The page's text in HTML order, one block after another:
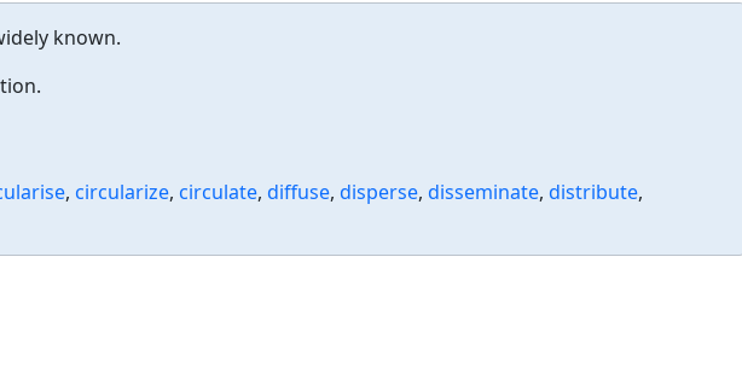
known.
, circularize, circulate, diffuse, disperse, disseminate, distribute,